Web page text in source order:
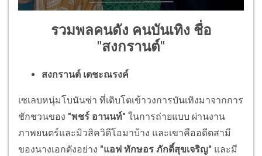
รวมพลคนดัง คนบันเทิง ชื่อ
"สงกรานต์"
สงกรานต์ เตชะณรงค์
เซเลบหนุ่มโบนันซ่า ที่เติบโตเข้าวงการบันเทิงมาจากการ
ชักชวนของ "พชร์ อานนท์" ในการถ่ายแบบ ผ่านงาน
ภาพยนตร์และมิวสิควิดีโอมาบ้าง และเขาคืออดีตสามี
ของนางเอกดังอย่าง "แอฟ ทักษอร ภักดิ์สุขเจริญ" และมี